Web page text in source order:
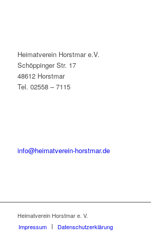
Heimatverein Horstmar e.V.
Schöppinger Str. 17
48612 Horstmar
Tel. 02558 – 7115
info@heimatverein-horstmar.de
Heimatverein Horstmar e. V.
Impressum
Datenschutzerklärung